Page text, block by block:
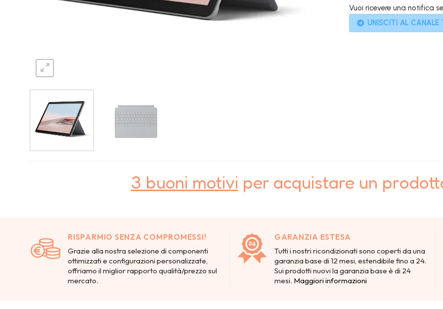
Vuoi ricevere una notifica
UNISCITI AL CANALE
3 buoni motivi per acquistare un
RISPARMIO SENZA COMPROMESSI!
Grazie alla nostra selezione di componenti
ottimizzati e configurazioni personalizzate,
offriamo il miglior rapporto qualità/prezzo sul
mercato.
GARANZIA ESTESA
Tutti i nostri ricondizionati sono coperti da una
garanzia base di 12 mesi, estendibile fino a 24.
Sui prodotti nuovi la garanzia base è di 24
mesi. Maggiori informazioni